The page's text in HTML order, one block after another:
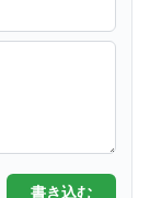
書き込む